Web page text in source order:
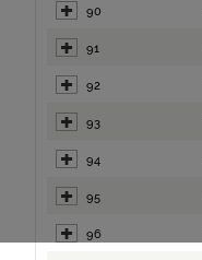
90
91
92
93
94
95
96